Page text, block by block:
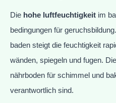
Die hohe luftfeuchtigkeit im
bedingungen für
baden steigt die feuchtigkeit
wänden, spiegeln und fugen.
nährboden für schimmel und
verantwortlich sind.